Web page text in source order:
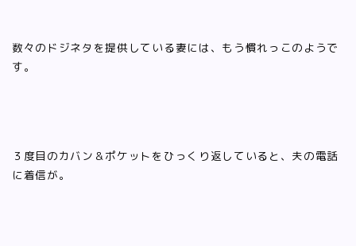
数々のドジネタを提供している妻には、もう慣れっこのようで
す。
３度目のカバン＆ポケットをひっくり返していると、夫の電話
に着信が。